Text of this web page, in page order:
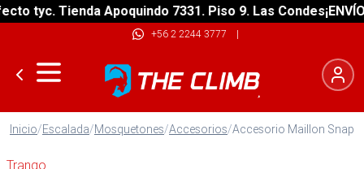
tyc. Tienda Apoquindo 7331. Piso 9. Las Condes¡ENVÍO
+56 2 2244 3777 |
Inicio/Escalada/Mosquetones/Accesorios/Accesorio Maillon Snap
Trango